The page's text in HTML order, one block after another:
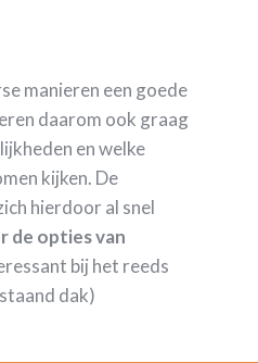
manieren een goede
daarom ook graag
en welke
kijken. De
hierdoor al snel
de opties van
bij het reeds
dak)